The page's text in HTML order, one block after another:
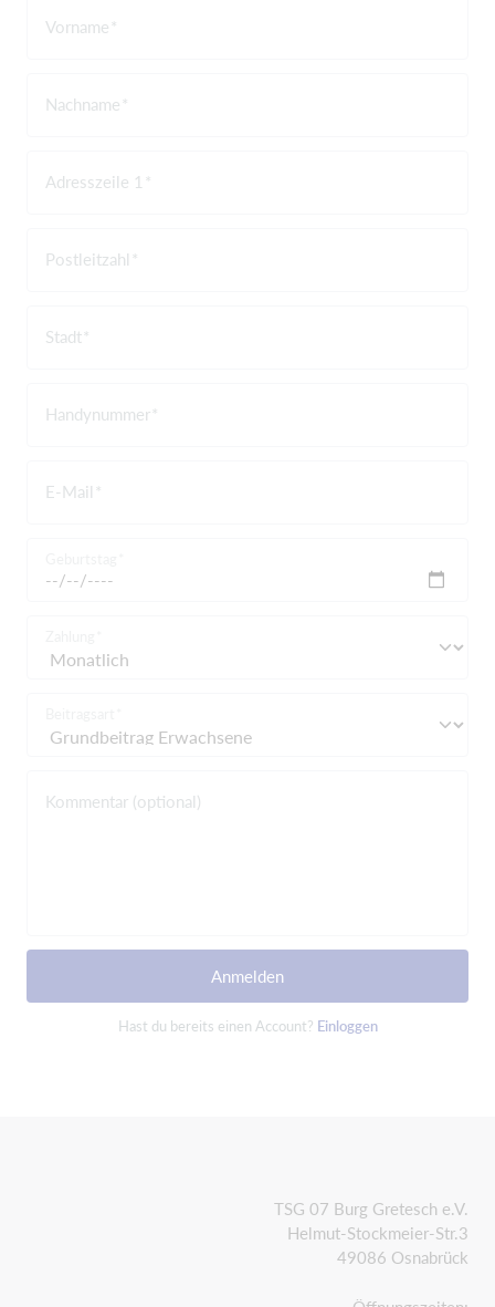
Vorname
Nachname
Adresszeile 1
Postleitzahl
Stadt
Handynummer
E-Mail
Kommentar (optional)
Anmelden
Hast du bereits einen Account? Einloggen
TSG 07 Burg Gretesch e.V.
Helmut-Stockmeier-Str.3
49086 Osnabrück